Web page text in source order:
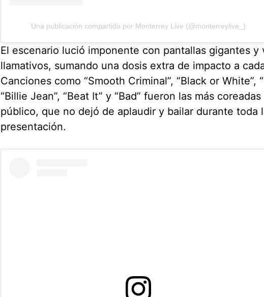
Una publicación compartida por Monterrey Live (@monterreylive_)
El escenario lució imponente con pantallas gigantes y
llamativos, sumando una dosis extra de impacto a
Canciones como “Smooth Criminal”, “Black or White”,
“Billie Jean”, “Beat It” y “Bad” fueron las más
público, que no dejó de aplaudir y bailar durante toda
presentación.